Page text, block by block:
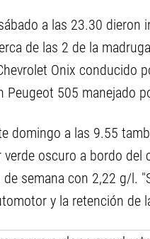
a las 23.30
de las 2 de la
Onix conducido
Peugeot 505 manejado
domingo a las 9.55
verde oscuro a bordo
semana con 2,22 g/l.
y la retención de